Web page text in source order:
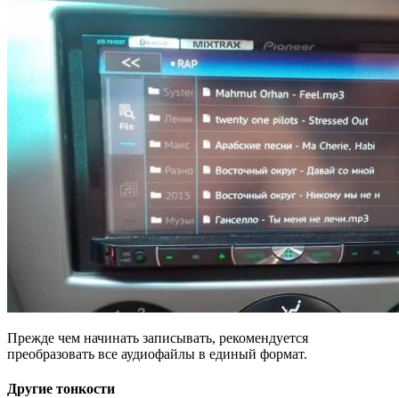
Прежде чем начинать записывать, рекомендуется
преобразовать все аудиофайлы в единый формат.
Другие тонкости